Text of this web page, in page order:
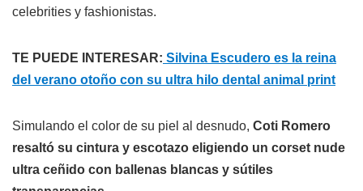
celebrities y fashionistas.
TE PUEDE INTERESAR: Silvina Escudero es la reina
del verano otoño con su ultra hilo dental animal print
Simulando el color de su piel al desnudo, Coti Romero
resaltó su cintura y escotazo eligiendo un corset nude
ultra ceñido con ballenas blancas y sútiles